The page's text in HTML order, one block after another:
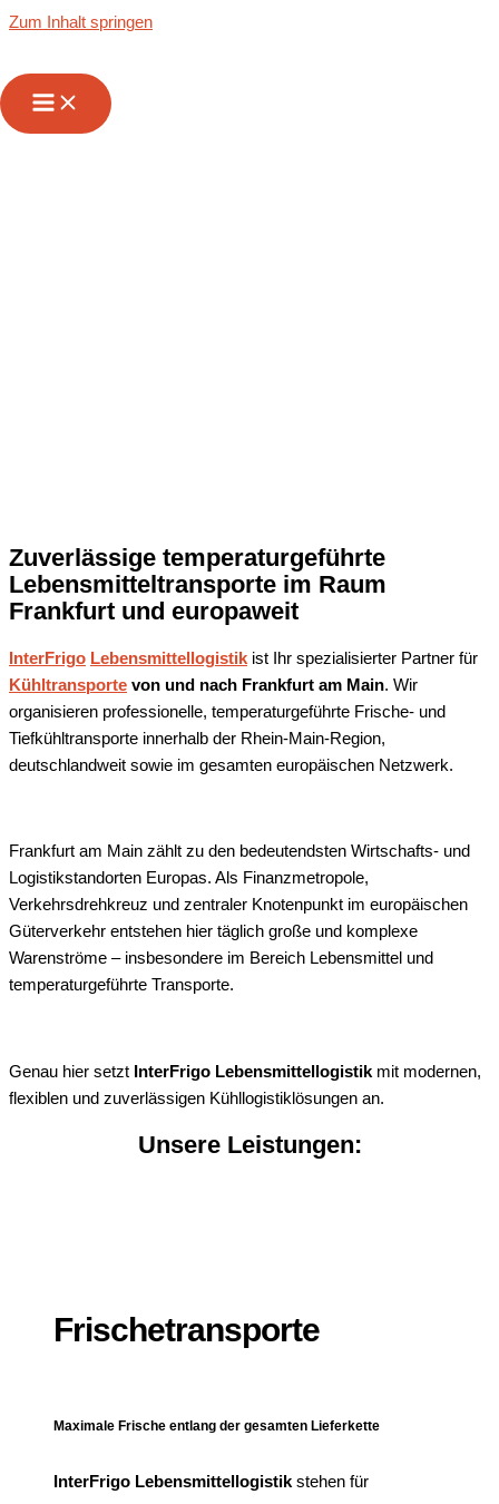
Zum Inhalt springen
Kühltransporte
Zuverlässige temperaturgeführte
Lebensmitteltransporte im Raum
Frankfurt und europaweit
InterFrigo Lebensmittellogistik ist Ihr spezialisierter Partner für
Kühltransporte von und nach Frankfurt am Main. Wir
organisieren professionelle, temperaturgeführte Frische- und
Tiefkühltransporte innerhalb der Rhein-Main-Region,
deutschlandweit sowie im gesamten europäischen Netzwerk.
Frankfurt am Main zählt zu den bedeutendsten Wirtschafts- und
Logistikstandorten Europas. Als Finanzmetropole,
Verkehrsdrehkreuz und zentraler Knotenpunkt im europäischen
Güterverkehr entstehen hier täglich große und komplexe
Warenströme – insbesondere im Bereich Lebensmittel und
temperaturgeführte Transporte.
Genau hier setzt InterFrigo Lebensmittellogistik mit modernen,
flexiblen und zuverlässigen Kühllogistiklösungen an.
Unsere Leistungen:
Frischetransporte
Maximale Frische entlang der gesamten Lieferkette
InterFrigo Lebensmittellogistik stehen für